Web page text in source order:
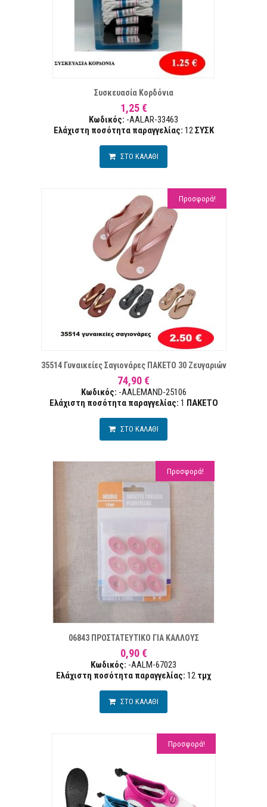
Συσκευασία Κορδόνια
1,25 €
Κωδικός: -AALAR-33463
Ελάχιστη ποσότητα παραγγελίας: 12ΣΥΣΚ
ΣΤΟ ΚΑΛΑΘΙ
Προσφορά!
35514 Γυναικείες Σαγιονάρες ΠΑΚΕΤΟ 30 Ζευγαριών
74,90 €
Κωδικός: -AALEMAND-25106
Ελάχιστη ποσότητα παραγγελίας: 1 ΠΑΚΕΤΟ
ΣΤΟ ΚΑΛΑΘΙ
Προσφορά!
06843 ΠΡΟΣΤΑΤΕΥΤΙΚΟ ΓΙΑ ΚΑΛΛΟΥΣ
0,90 €
Κωδικός: -AALM-67023
Ελάχιστη ποσότητα παραγγελίας: 12 τμχ
ΣΤΟ ΚΑΛΑΘΙ
Προσφορά!